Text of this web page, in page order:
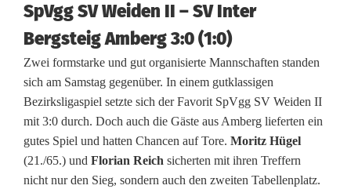
m
i
s
i
m
S
SpVgg SV Weiden II – SV Inter
Bergsteig Amberg 3:0 (1:0)
Zwei formstarke und gut organisierte Mannschaften standen
sich am Samstag gegenüber. In einem gutklassigen
Bezirksligaspiel setzte sich der Favorit SpVgg SV Weiden II
mit 3:0 durch. Doch auch die Gäste aus Amberg lieferten ein
gutes Spiel und hatten Chancen auf Tore. Moritz Hügel
(21./65.) und Florian Reich sicherten mit ihren Treffern
nicht nur den Sieg, sondern auch den zweiten Tabellenplatz.